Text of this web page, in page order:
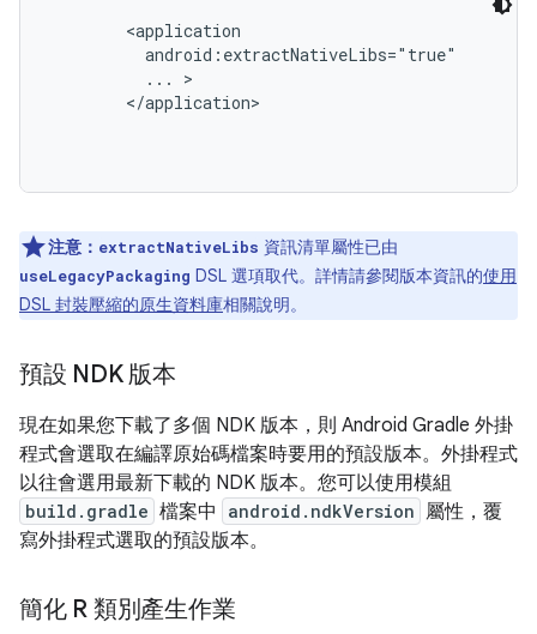
<application
          android:extractNativeLibs="true"
          ... >
        </application>
注意： extractNativeLibs 資訊清單屬性已由
useLegacyPackaging DSL 選項取代。詳情請參閱版本資訊的使用
DSL 封裝壓縮的原生資料庫相關說明。
預設 NDK 版本
現在如果您下載了多個 NDK 版本，則 Android Gradle 外掛
程式會選取在編譯原始碼檔案時要用的預設版本。外掛程式
以往會選用最新下載的 NDK 版本。您可以使用模組
build.gradle 檔案中 android.ndkVersion 屬性，覆
寫外掛程式選取的預設版本。
簡化 R 類別產生作業